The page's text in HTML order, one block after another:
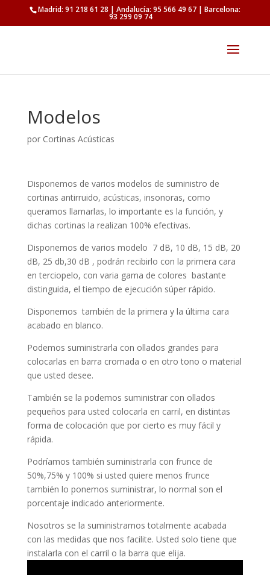
Madrid: 91 218 61 28 | Andalucía: 95 566 49 67 | Barcelona:
93 299 09 74
Modelos
por Cortinas Acústicas
Disponemos de varios modelos de suministro de
cortinas antirruido, acústicas, insonoras, como
queramos llamarlas, lo importante es la función, y
dichas cortinas la realizan 100% efectivas.
Disponemos de varios modelo 7 dB, 10 dB, 15 dB, 20
dB, 25 db,30 dB , podrán recibirlo con la primera cara
en terciopelo, con varia gama de colores bastante
distinguida, el tiempo de ejecución súper rápido.
Disponemos también de la primera y la última cara
acabado en blanco.
Podemos suministrarla con ollados grandes para
colocarlas en barra cromada o en otro tono o material
que usted desee.
También se la podemos suministrar con ollados
pequeños para usted colocarla en carril, en distintas
forma de colocación que por cierto es muy fácil y
rápida.
Podríamos también suministrarla con frunce de
50%,75% y 100% si usted quiere menos frunce
también lo ponemos suministrar, lo normal son el
porcentaje indicado anteriormente.
Nosotros se la suministramos totalmente acabada
con las medidas que nos facilite. Usted solo tiene que
instalarla con el carril o la barra que elija.